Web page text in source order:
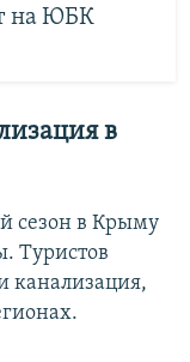
на ЮБК
в
сезон в Крыму
Туристов
канализация,